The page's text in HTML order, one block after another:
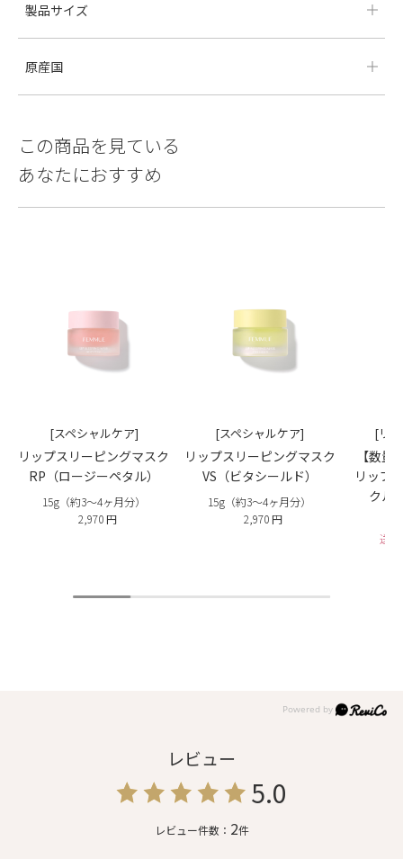
製品サイズ
原産国
この商品を見ている
あなたにおすすめ
[スペシャルケア]
リップスリーピングマスク
RP（ロージーペタル）
15g（約3〜4ヶ月分）
2,970 円
[スペシャルケア]
リップスリーピングマスク
VS（ビタシールド）
15g（約3〜4ヶ月分）
2,970 円
[リ
【数
リップ
クル
送
レビュー
5.0
レビュー件数： 2件